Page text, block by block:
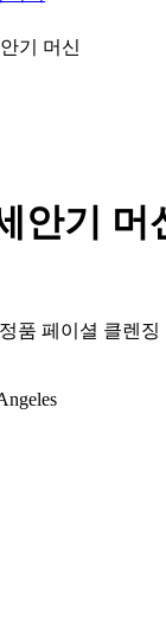
기 머신
안기 머
품 페이셜 클렌